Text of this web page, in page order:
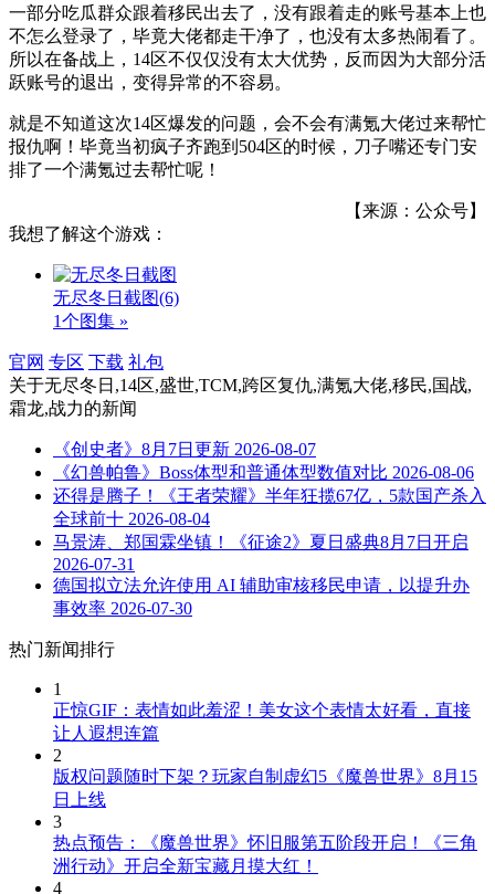
一部分吃瓜群众跟着移民出去了，没有跟着走的账号基本上也
不怎么登录了，毕竟大佬都走干净了，也没有太多热闹看了。
所以在备战上，14区不仅仅没有太大优势，反而因为大部分活
跃账号的退出，变得异常的不容易。
就是不知道这次14区爆发的问题，会不会有满氪大佬过来帮忙
报仇啊！毕竟当初疯子齐跑到504区的时候，刀子嘴还专门安
排了一个满氪过去帮忙呢！
【来源：公众号】
我想了解这个游戏：
无尽冬日截图(6)
1个图集 »
官网 专区 下载 礼包
关于无尽冬日,14区,盛世,TCM,跨区复仇,满氪大佬,移民,国战,
霜龙,战力的新闻
《创史者》8月7日更新 2026-08-07
《幻兽帕鲁》Boss体型和普通体型数值对比 2026-08-06
还得是腾子！《王者荣耀》半年狂揽67亿，5款国产杀入
全球前十 2026-08-04
马景涛、郑国霖坐镇！《征途2》夏日盛典8月7日开启
2026-07-31
德国拟立法允许使用 AI 辅助审核移民申请，以提升办
事效率 2026-07-30
热门新闻排行
1
正惊GIF：表情如此羞涩！美女这个表情太好看，直接
让人遐想连篇
2
版权问题随时下架？玩家自制虚幻5《魔兽世界》8月15
日上线
3
热点预告：《魔兽世界》怀旧服第五阶段开启！《三角
洲行动》开启全新宝藏月摸大红！
4